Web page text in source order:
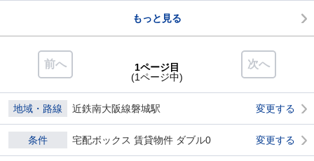
もっと見る
前へ 次へ
1ページ目
(1ページ中)
地域・路線 近鉄南大阪線磐城駅 変更する
条件 宅配ボックス 賃貸物件 ダブル0 変更する